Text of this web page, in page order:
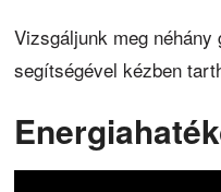
Vizsgáljunk meg
segítségével kézben